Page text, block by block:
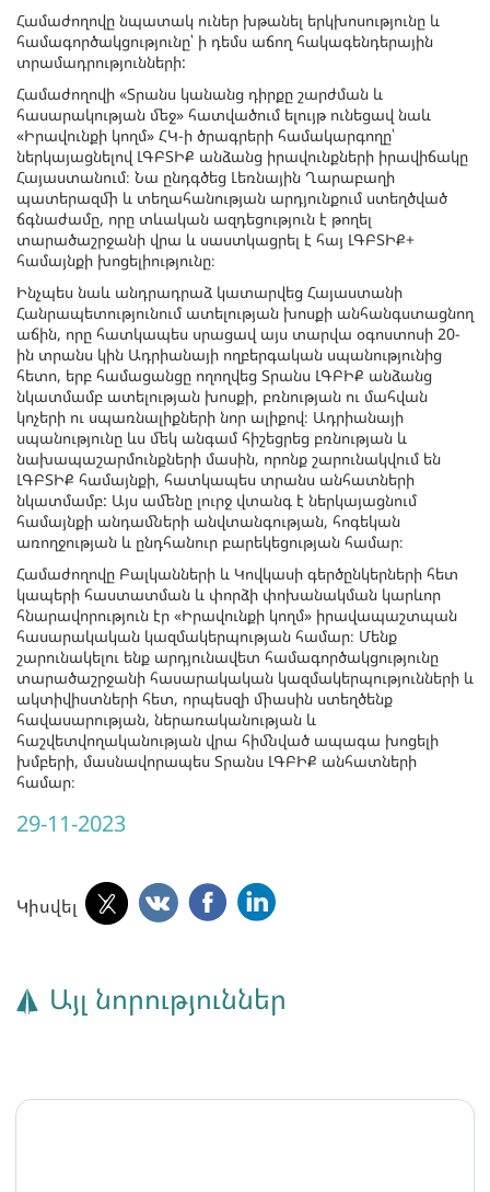
Համաժողովը նպատակ ուներ խթանել երկխոսությունը և
համագործակցությունը՝ ի դեմս աճող հակագենդերային
տրամադրությունների:
Համաժողովի «Տրանս կանանց դիրքը շարժման և
հասարակության մեջ» հատվածում ելույթ ունեցավ նաև
«Իրավունքի կողմ» ՀԿ-ի ծրագրերի համակարգողը՝
ներկայացնելով ԼԳԲՏԻՔ անձանց իրավունքների իրավիճակը
Հայաստանում։ Նա ընդգծեց Լեռնային Ղարաբաղի
պատերազմի և տեղահանության արդյունքում ստեղծված
ճգնաժամը, որը տևական ազդեցություն է թողել
տարածաշրջանի վրա և սաստկացրել է հայ ԼԳԲՏԻՔ+
համայնքի խոցելիությունը։
Ինչպես նաև անդրադրաձ կատարվեց Հայաստանի
Հանրապետությունում ատելության խոսքի անհանգստացնող
աճին, որը հատկապես սրացավ այս տարվա օգոստոսի 20-
ին տրանս կին Ադրիանայի ողբերգական սպանությունից
հետո, երբ համացանցը ողողվեց Տրանս ԼԳԲԻՔ անձանց
նկատմամբ ատելության խոսքի, բռնության ու մահվան
կոչերի ու սպառնալիքների նոր ալիքով։ Ադրիանայի
սպանությունը ևս մեկ անգամ հիշեցրեց բռնության և
նախապաշարմունքների մասին, որոնք շարունակվում են
ԼԳԲՏԻՔ համայնքի, հատկապես տրանս անհատների
նկատմամբ: Այս ամենը լուրջ վտանգ է ներկայացնում
համայնքի անդամների անվտանգության, հոգեկան
առողջության և ընդհանուր բարեկեցության համար։
Համաժողովը Բալկանների և Կովկասի գերծընկերների հետ
կապերի հաստատման և փորձի փոխանակման կարևոր
հնարավորություն էր «Իրավունքի կողմ» իրավապաշտպան
հասարակական կազմակերպության համար։ Մենք
շարունակելու ենք արդյունավետ համագործակցությունը
տարածաշրջանի հասարակական կազմակերպությունների և
ակտիվիստների հետ, որպեսզի միասին ստեղծենք
հավասարության, ներառականության և
հաշվետվողականության վրա հիմնված ապագա խոցելի
խմբերի, մասնավորապես Տրանս ԼԳԲԻՔ անհատների
համար։
29-11-2023
Կիսվել
Այլ նորություններ